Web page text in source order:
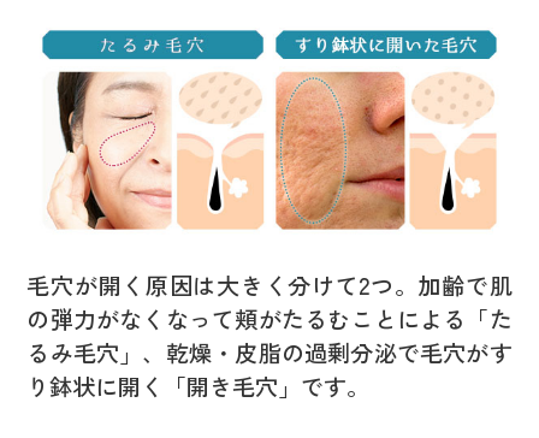
毛穴が開く原因は大きく分けて2つ。加齢で肌
の弾力がなくなって頬がたるむことによる「た
るみ毛穴」、乾燥・皮脂の過剰分泌で毛穴がす
り鉢状に開く「開き毛穴」です。